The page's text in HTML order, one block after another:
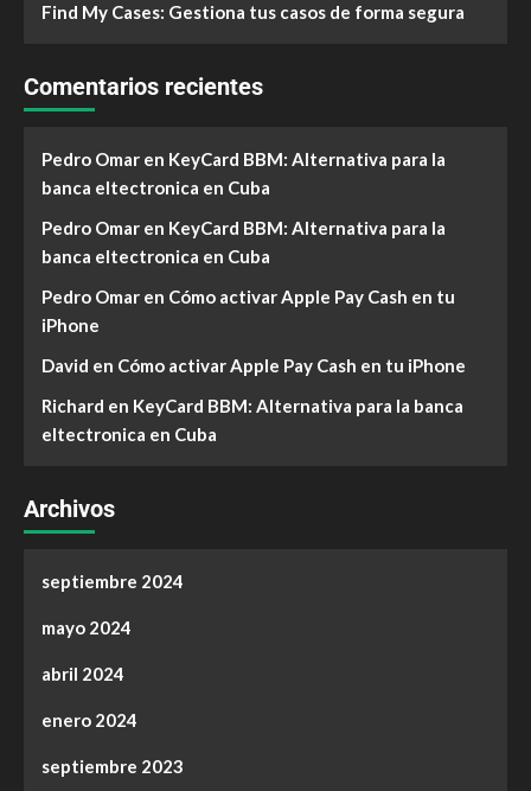
Find My Cases: Gestiona tus casos de forma segura
Comentarios recientes
Pedro Omar en KeyCard BBM: Alternativa para la
banca eltectronica en Cuba
Pedro Omar en KeyCard BBM: Alternativa para la
banca eltectronica en Cuba
Pedro Omar en Cómo activar Apple Pay Cash en tu
iPhone
David en Cómo activar Apple Pay Cash en tu iPhone
Richard en KeyCard BBM: Alternativa para la banca
eltectronica en Cuba
Archivos
septiembre 2024
mayo 2024
abril 2024
enero 2024
septiembre 2023